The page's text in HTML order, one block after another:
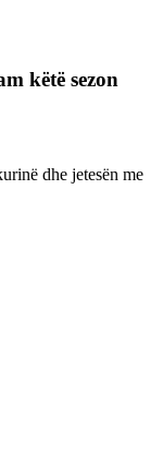
këtë sezon
dhe jetesën me